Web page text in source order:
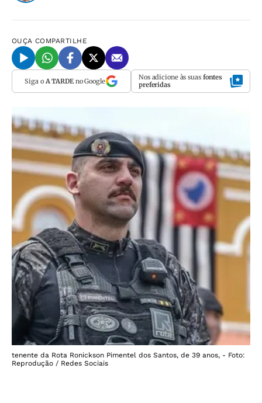
OUÇA COMPARTILHE
Siga o A TARDEno Google Nos adicione às suas fontes
preferidas
tenente da Rota Ronickson Pimentel dos Santos, de 39 anos, - Foto:
Reprodução / Redes Sociais